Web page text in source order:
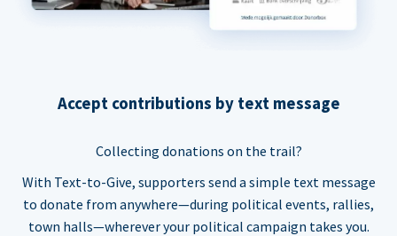
Accept contributions by text message
Collecting donations on the trail?
With Text-to-Give, supporters send a simple text message
to donate from anywhere—during political events, rallies,
town halls—wherever your political campaign takes you.